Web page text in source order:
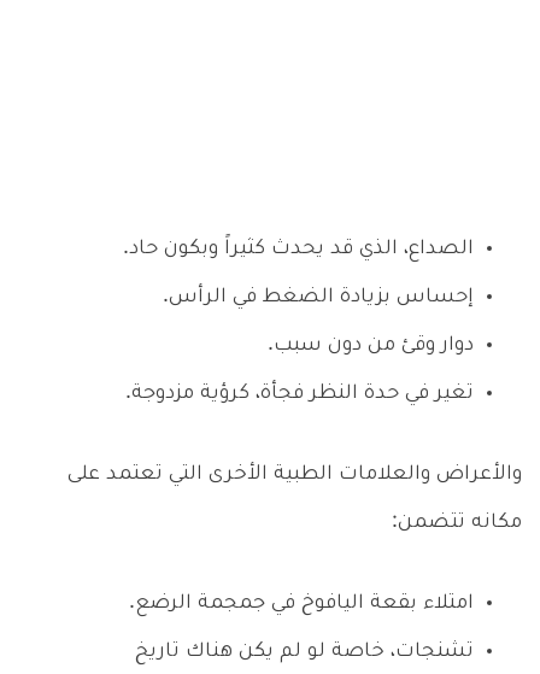
الصداع، الذي قد يحدث كثيراً وبكون حاد.
إحساس بزيادة الضغط في الرأس.
دوار وقئ من دون سبب.
تغير في حدة النظر فجأة، كرؤية مزدوجة.
والأعراض والعلامات الطبية الأخرى التي تعتمد على
مكانه تتضمن:
امتلاء بقعة اليافوخ في جمجمة الرضع.
تشنجات، خاصة لو لم يكن هناك تاريخ